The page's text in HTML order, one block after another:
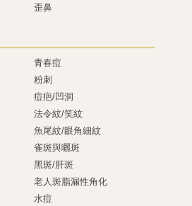
歪鼻
青春痘
粉刺
痘疤/凹洞
法令紋/笑紋
魚尾紋/眼角細紋
雀斑與曬斑
黑斑/肝斑
老人斑脂漏性角化
水痘